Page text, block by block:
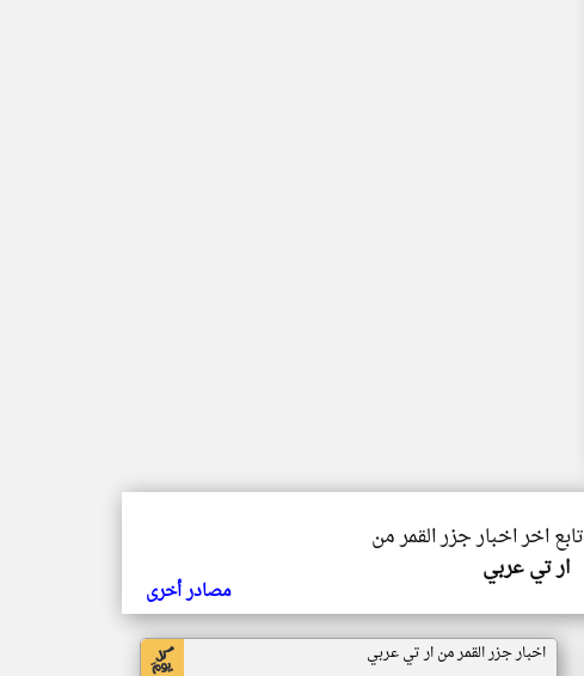
تابع اخر اخبار جزر القمر من
ار تي عربي
مصادر أخرى
اخبار جزر القمر من ار تي عربي